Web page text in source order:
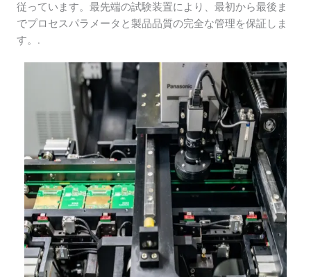
従っています。最先端の試験装置により、最初から最後ま
でプロセスパラメータと製品品質の完全な管理を保証しま
す。.